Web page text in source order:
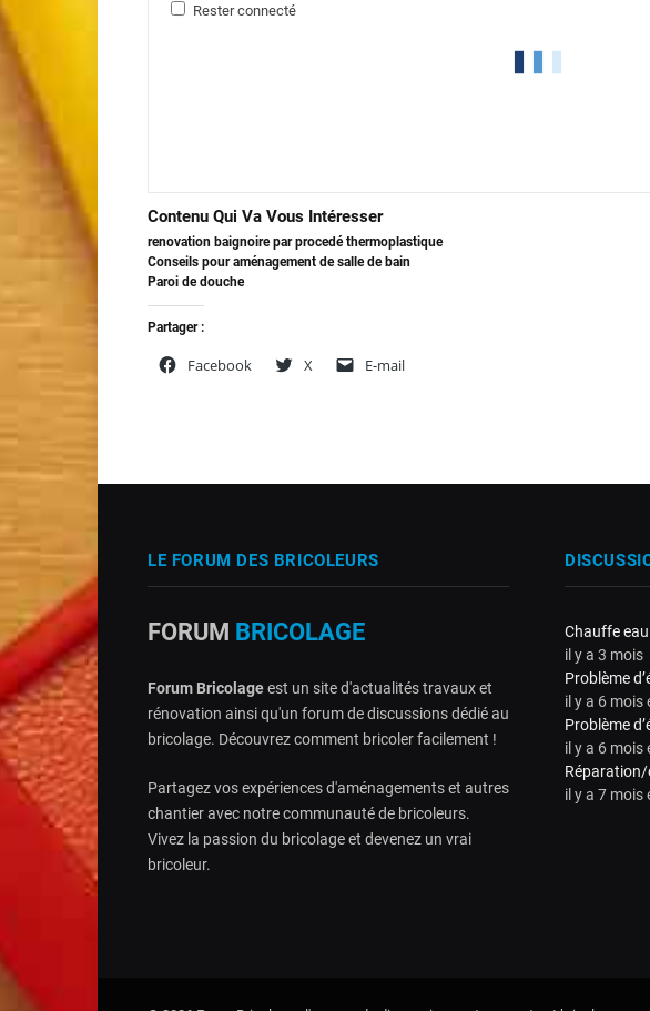
Rester connecté
Contenu Qui Va Vous Intéresser
renovation baignoire par procedé thermoplastique
Conseils pour aménagement de salle de bain
Paroi de douche
Partager :
Facebook X E-mail
LE FORUM DES BRICOLEURS
FORUM BRICOLAGE
Forum Bricolageest un site d'actualités travaux et
rénovation ainsi qu'un forum de discussions dédié au
bricolage. Découvrez comment bricoler facilement !
Partagez vos expériences d'aménagements et autres
chantier avec notre communauté de bricoleurs.
Vivez la passion du bricolage et devenez un vrai
bricoleur.
Chauffe
il y a 3 mois
Problème
il y a 6 mois
Problème
il y a 6 mois
il y a 7 mois